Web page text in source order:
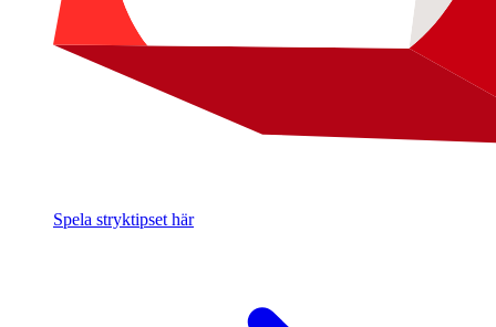
Spela stryktipset här